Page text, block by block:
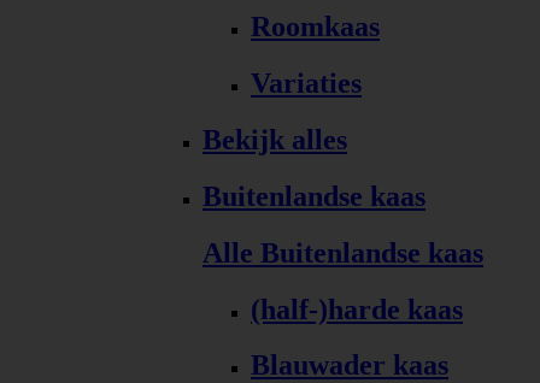
Roomkaas
Variaties
Bekijk alles
Buitenlandse kaas
Alle Buitenlandse kaas
(half-)harde kaas
Blauwader kaas